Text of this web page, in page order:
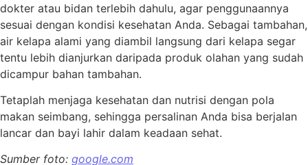
dokter atau bidan terlebih dahulu, agar penggunaannya
sesuai dengan kondisi kesehatan Anda. Sebagai tambahan,
air kelapa alami yang diambil langsung dari kelapa segar
tentu lebih dianjurkan daripada produk olahan yang sudah
dicampur bahan tambahan.
Tetaplah menjaga kesehatan dan nutrisi dengan pola
makan seimbang, sehingga persalinan Anda bisa berjalan
lancar dan bayi lahir dalam keadaan sehat.
Sumber foto: google.com